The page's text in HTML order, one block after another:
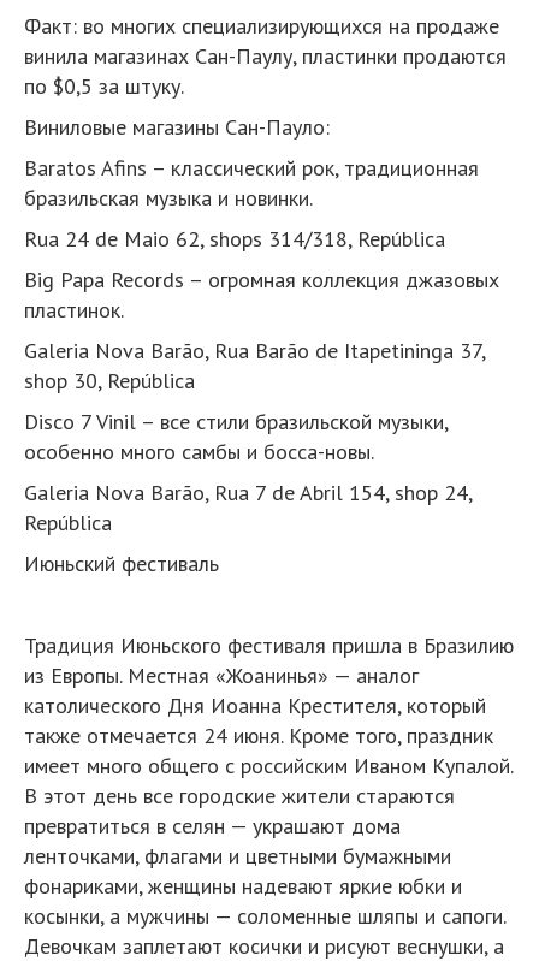
Факт: во многих специализирующихся на продаже
винила магазинах Сан-Паулу, пластинки продаются
по $0,5 за штуку.
Виниловые магазины Сан-Пауло:
Baratos Afins – классический рок, традиционная
бразильская музыка и новинки.
Rua 24 de Maio 62, shops 314/318, República
Big Papa Records – огромная коллекция джазовых
пластинок.
Galeria Nova Barão, Rua Barão de Itapetininga 37,
shop 30, República
Disco 7 Vinil – все стили бразильской музыки,
особенно много самбы и босса-новы.
Galeria Nova Barão, Rua 7 de Abril 154, shop 24,
República
Июньский фестиваль
Традиция Июньского фестиваля пришла в Бразилию
из Европы. Местная «Жоанинья» — аналог
католического Дня Иоанна Крестителя, который
также отмечается 24 июня. Кроме того, праздник
имеет много общего с российским Иваном Купалой.
В этот день все городские жители стараются
превратиться в селян — украшают дома
ленточками, флагами и цветными бумажными
фонариками, женщины надевают яркие юбки и
косынки, а мужчины — соломенные шляпы и сапоги.
Девочкам заплетают косички и рисуют веснушки, а